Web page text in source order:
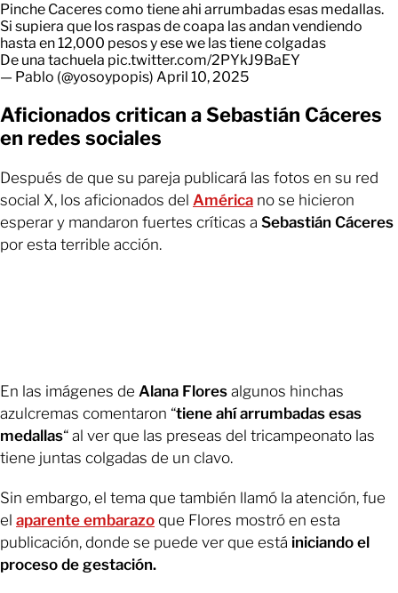
Pinche Caceres como tiene ahi arrumbadas esas medallas.
Si supiera que los raspas de coapa las andan vendiendo
hasta en 12,000 pesos y ese we las tiene colgadas
De una tachuela pic.twitter.com/2PYkJ9BaEY
— Pablo (@yosoypopis) April 10, 2025
Aficionados critican a Sebastián Cáceres
en redes sociales
Después de que su pareja publicará las fotos en su red
social X, los aficionados del América no se hicieron
esperar y mandaron fuertes críticas a Sebastián Cáceres
por esta terrible acción.
En las imágenes de Alana Flores algunos hinchas
azulcremas comentaron “tiene ahí arrumbadas esas
medallas“ al ver que las preseas del tricampeonato las
tiene juntas colgadas de un clavo.
Sin embargo, el tema que también llamó la atención, fue
el aparente embarazo que Flores mostró en esta
publicación, donde se puede ver que está iniciando el
proceso de gestación.